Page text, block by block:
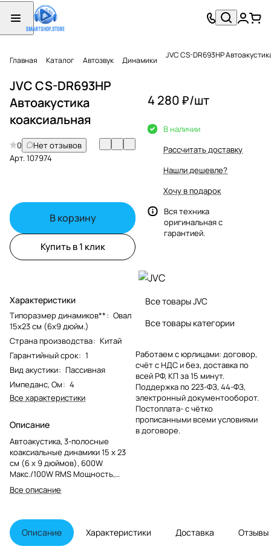
Главная Каталог Автозвук Динамики JVC CS-DR693HP
JVC CS-DR693HP
Автоакустика
коаксиальная
0
Нет отзывов
Арт.107974
В корзину
Купить в 1 клик
Характеристики
Типоразмер динамиков**: Овал
15x23 см (6x9 дюйм.)
Страна производства: Китай
Гарантийный срок: 1
Вид акустики: Пассивная
Импеданс, Ом: 4
Все характеристики
Описание
Автоакустика, 3-полосные
коаксиальные динамики 15 x 23
см (6 x 9 дюймов), 600W
Макс./100W RMS Мощность,
Частотный диапазон: 50 -
18,000Hz, Уровень Звукового
решеткой) 1,5 кг. Монтажная
глубина 79 мм.
Все описание
4 280 ₽/шт
В наличии
Рассчитать доставку
Нашли дешевле?
Хочу в подарок
Вся техника
оригинальная с
гарантией.
Все товары JVC
Все товары категории
Работаем с юрлицами: договор,
счёт с НДС и без, доставка по
всей РФ, КП за 15 минут.
Поддержка по 223-ФЗ, 44-ФЗ,
электронный документооборот.
Постоплата- с чётко
прописанными всеми условиями
в договоре.
Описание Характеристики Доставка Отзывы